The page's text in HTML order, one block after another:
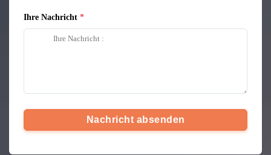
Ihre Nachricht
Nachricht absenden